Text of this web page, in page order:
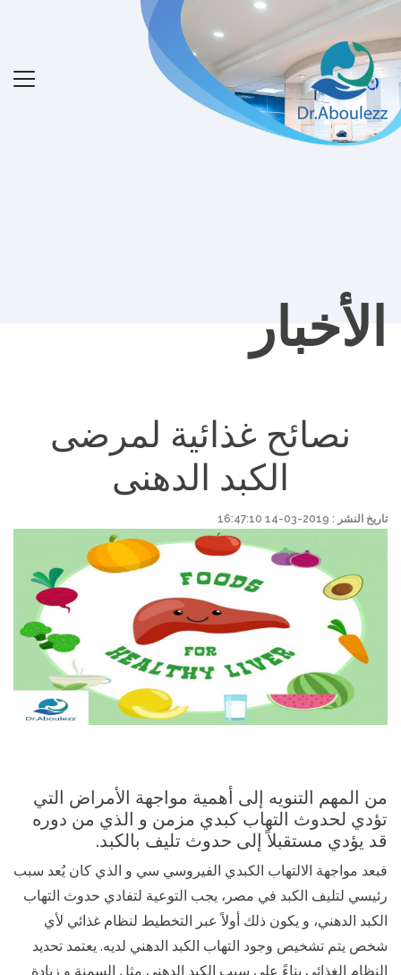
الأخبار
نصائح غذائية لمرضى
الكبد الدهنى
تاريخ النشر : 2019-03-14 16:47:10
من المهم التنويه إلى أهمية مواجهة الأمراض التي
تؤدي لحدوث التهاب كبدي مزمن و الذي من دوره
قد يؤدي مستقبلاً إلى حدوث تليف بالكبد.
فبعد مواجهة الالتهاب الكبدي الفيروسي سي و الذي كان يُعد سبب
رئيسي لتليف الكبد في مصر، يجب التوعية لتفادي حدوث التهاب
الكبد الدهني، و يكون ذلك أولاً عبر التخطيط لنظام غذائي لأي
شخص يتم تشخيص وجود التهاب الكبد الدهني لديه. يعتمد تحديد
النظام الغذائي بناءً على سبب الكبد الدهني مثل السمنة و زيادة